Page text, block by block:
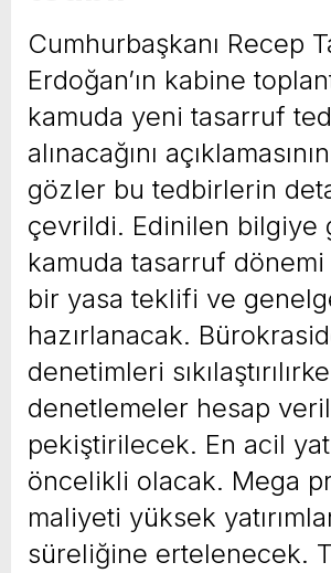
yeni özellikler belli oldu
Cumhurbaşkanı Recep
Erdoğan’ın kabine
kamuda yeni tasarruf
alınacağını
gözler bu tedbirlerin
çevrildi. Edinilen bilgiye
kamuda tasarruf
bir yasa teklifi ve
hazırlanacak.
denetimleri
denetlemeler hesap
pekiştirilecek. En acil
öncelikli olacak. Mega
maliyeti yüksek
süreliğine ertelenecek.